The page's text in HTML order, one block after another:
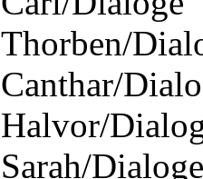
Thorben/
Canthar/
Halvor/
Sarah/Dialoge